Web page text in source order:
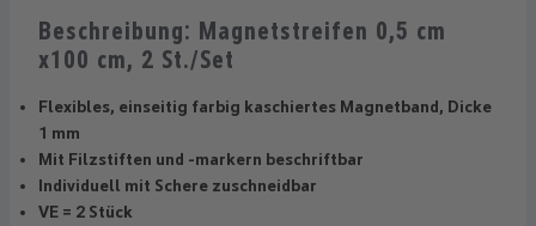
Beschreibung: Magnetstreifen 0,5 cm
x100 cm, 2 St./Set
Flexibles, einseitig farbig kaschiertes Magnetband, Dicke
1 mm
Mit Filzstiften und -markern beschriftbar
Individuell mit Schere zuschneidbar
VE = 2 Stück